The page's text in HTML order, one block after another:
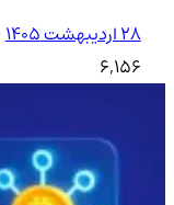
۲۸ اردیبهشت ۱۴۰۵
6,156